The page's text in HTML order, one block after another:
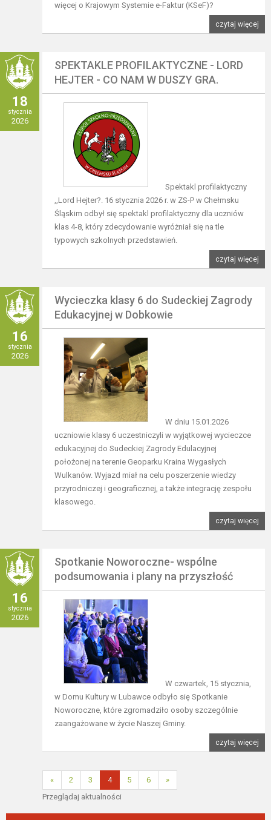
więcej o Krajowym Systemie e-Faktur (KSeF)?
czytaj więcej
18
stycznia
2026
SPEKTAKLE PROFILAKTYCZNE - LORD
HEJTER - CO NAM W DUSZY GRA.
Spektakl profilaktyczny
,,Lord Hejter?. 16 stycznia 2026 r. w ZS-P w Chełmsku
Śląskim odbył się spektakl profilaktyczny dla uczniów
klas 4-8, który zdecydowanie wyróżniał się na tle
typowych szkolnych przedstawień.
czytaj więcej
16
stycznia
2026
Wycieczka klasy 6 do Sudeckiej Zagrody
Edukacyjnej w Dobkowie
W dniu 15.01.2026
uczniowie klasy 6 uczestniczyli w wyjątkowej wycieczce
edukacyjnej do Sudeckiej Zagrody Edulacyjnej
położonej na terenie Geoparku Kraina Wygasłych
Wulkanów. Wyjazd miał na celu poszerzenie wiedzy
przyrodniczej i geograficznej, a także integrację zespołu
klasowego.
czytaj więcej
16
stycznia
2026
Spotkanie Noworoczne- wspólne
podsumowania i plany na przyszłość
W czwartek, 15 stycznia,
w Domu Kultury w Lubawce odbyło się Spotkanie
Noworoczne, które zgromadziło osoby szczególnie
zaangażowane w życie Naszej Gminy.
czytaj więcej
« 2 3 4 5 6
»
Przeglądaj aktualności